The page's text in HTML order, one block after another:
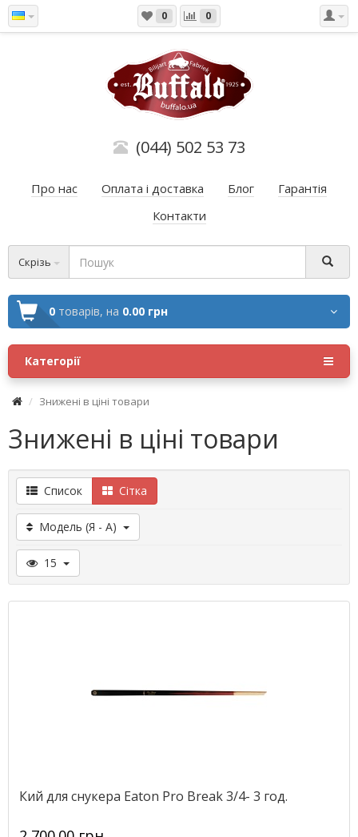
0 0
(044) 502 53 73
Про нас Оплата і доставка Блог
Гарантія
Контакти
Скрізь
0 товарів, на 0.00 грн
Категорії
Знижені в ціні товари
Знижені в ціні товари
Список Сітка
Модель (Я - A)
15
Кий для снукера Eaton Pro Break 3/4- 3 год.